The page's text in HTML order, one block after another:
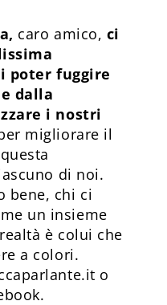
caro amico, ci
poter fuggire
dalla
i nostri
migliorare il
di noi.
bene, chi ci
un insieme
è colui che
a colori.
o